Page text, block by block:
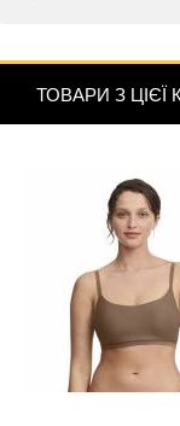
ТОВАРИ З ЦІЄЇ